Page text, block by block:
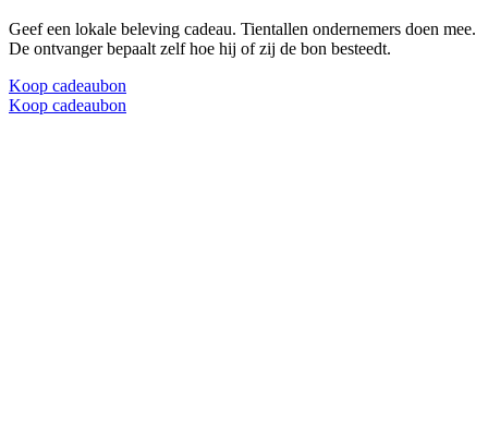
Geef een lokale beleving cadeau. Tientallen ondernemers doen mee.
De ontvanger bepaalt zelf hoe hij of zij de bon besteedt.
Koop cadeaubon
Koop cadeaubon